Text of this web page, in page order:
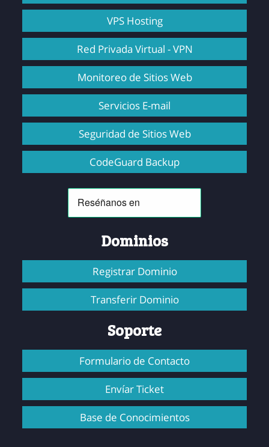
VPS Hosting
Red Privada Virtual - VPN
Monitoreo de Sitios Web
Servicios E-mail
Seguridad de Sitios Web
CodeGuard Backup
Dominios
Registrar Dominio
Transferir Dominio
Soporte
Formulario de Contacto
Envíar Ticket
Base de Conocimientos